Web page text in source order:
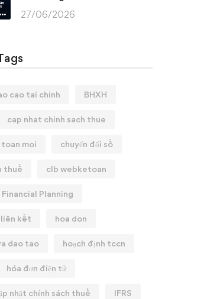
AI THỰC HÀNH 27/06/2026
cao tai chinh BHXH
cap nhat chinh sach thue
moi chuyển đổi số
thuế clb webketoan
Financial Planning
kết hoa don
dao tao hoạch định tccn
hóa đơn điện tử
nhật chính sách thuế IFRS